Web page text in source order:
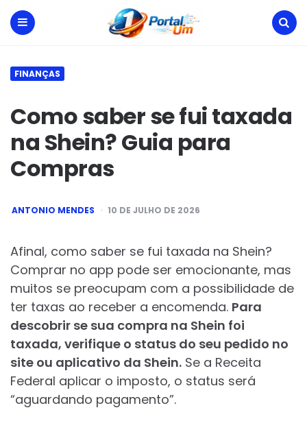
FINANÇAS
Como saber se fui taxada
na Shein? Guia para
Compras
POSTED
BY
ANTONIO MENDES 10 DE JULHO DE 2026
Afinal, como saber se fui taxada na Shein?
Comprar no app pode ser emocionante, mas
muitos se preocupam com a possibilidade de
ter taxas ao receber a encomenda. Para
descobrir se sua compra na Shein foi
taxada, verifique o status do seu pedido no
site ou aplicativo da Shein. Se a Receita
Federal aplicar o imposto, o status será
“aguardando pagamento”.